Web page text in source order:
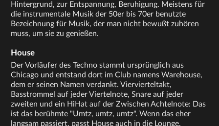
Hintergrund, zur Entspannung, Beruhigung. Meistens für
die instrumentale Musik der 50er bis 70er benutzte
Bezeichnung für Musik, der man nicht bewußt zuhören
muss, um sie zu genießen.
House
Der Vorläufer des Techno stammt ursprünglich aus
Chicago und entstand dort im Club namens Warehouse,
dem er seinen Namen verdankt. Viervierteltakt,
Basstrommel auf jeder Viertelnote, Snare auf jeder
zweiten und ein HiHat auf der Zwischen Achtelnote: Das
ist das berühmte "Umtz, umtz, umtz". Wenn das eher
langsam passiert, passt House auch in die Lounge.